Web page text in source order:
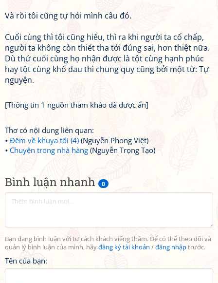
Bình luận nhanh 0
Bạn đang bình luận với tư cách khách viếng thăm. Để có thể theo dõi và
quản lý bình luận của mình, hãyđăng ký tài khoản /đăng nhậptrước.
Tên của bạn:
Và rồi tôi cũng tự hỏi mình câu đó.
Cuối cùng thì tôi cũng hiểu, thì ra khi người ta cố chấp,
người ta không còn thiết tha tới đúng sai, hơn thiệt nữa.
Dù thứ cuối cùng họ nhận được là tột cùng hạnh phúc
hay tột cùng khổ đau thì chung quy cũng bởi một từ: Tự
nguyện.
[Thông tin 1 nguồn tham khảo đã được ẩn]
Thơ có nội dung liên quan:
Đêm về khuya tối (4) (Nguyễn Phong Việt)
Chuyện trong nhà hàng (Nguyễn Trọng Tạo)